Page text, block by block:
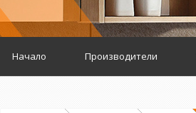
Начало Производители